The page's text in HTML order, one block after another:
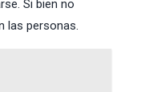
Si bien no
las personas.